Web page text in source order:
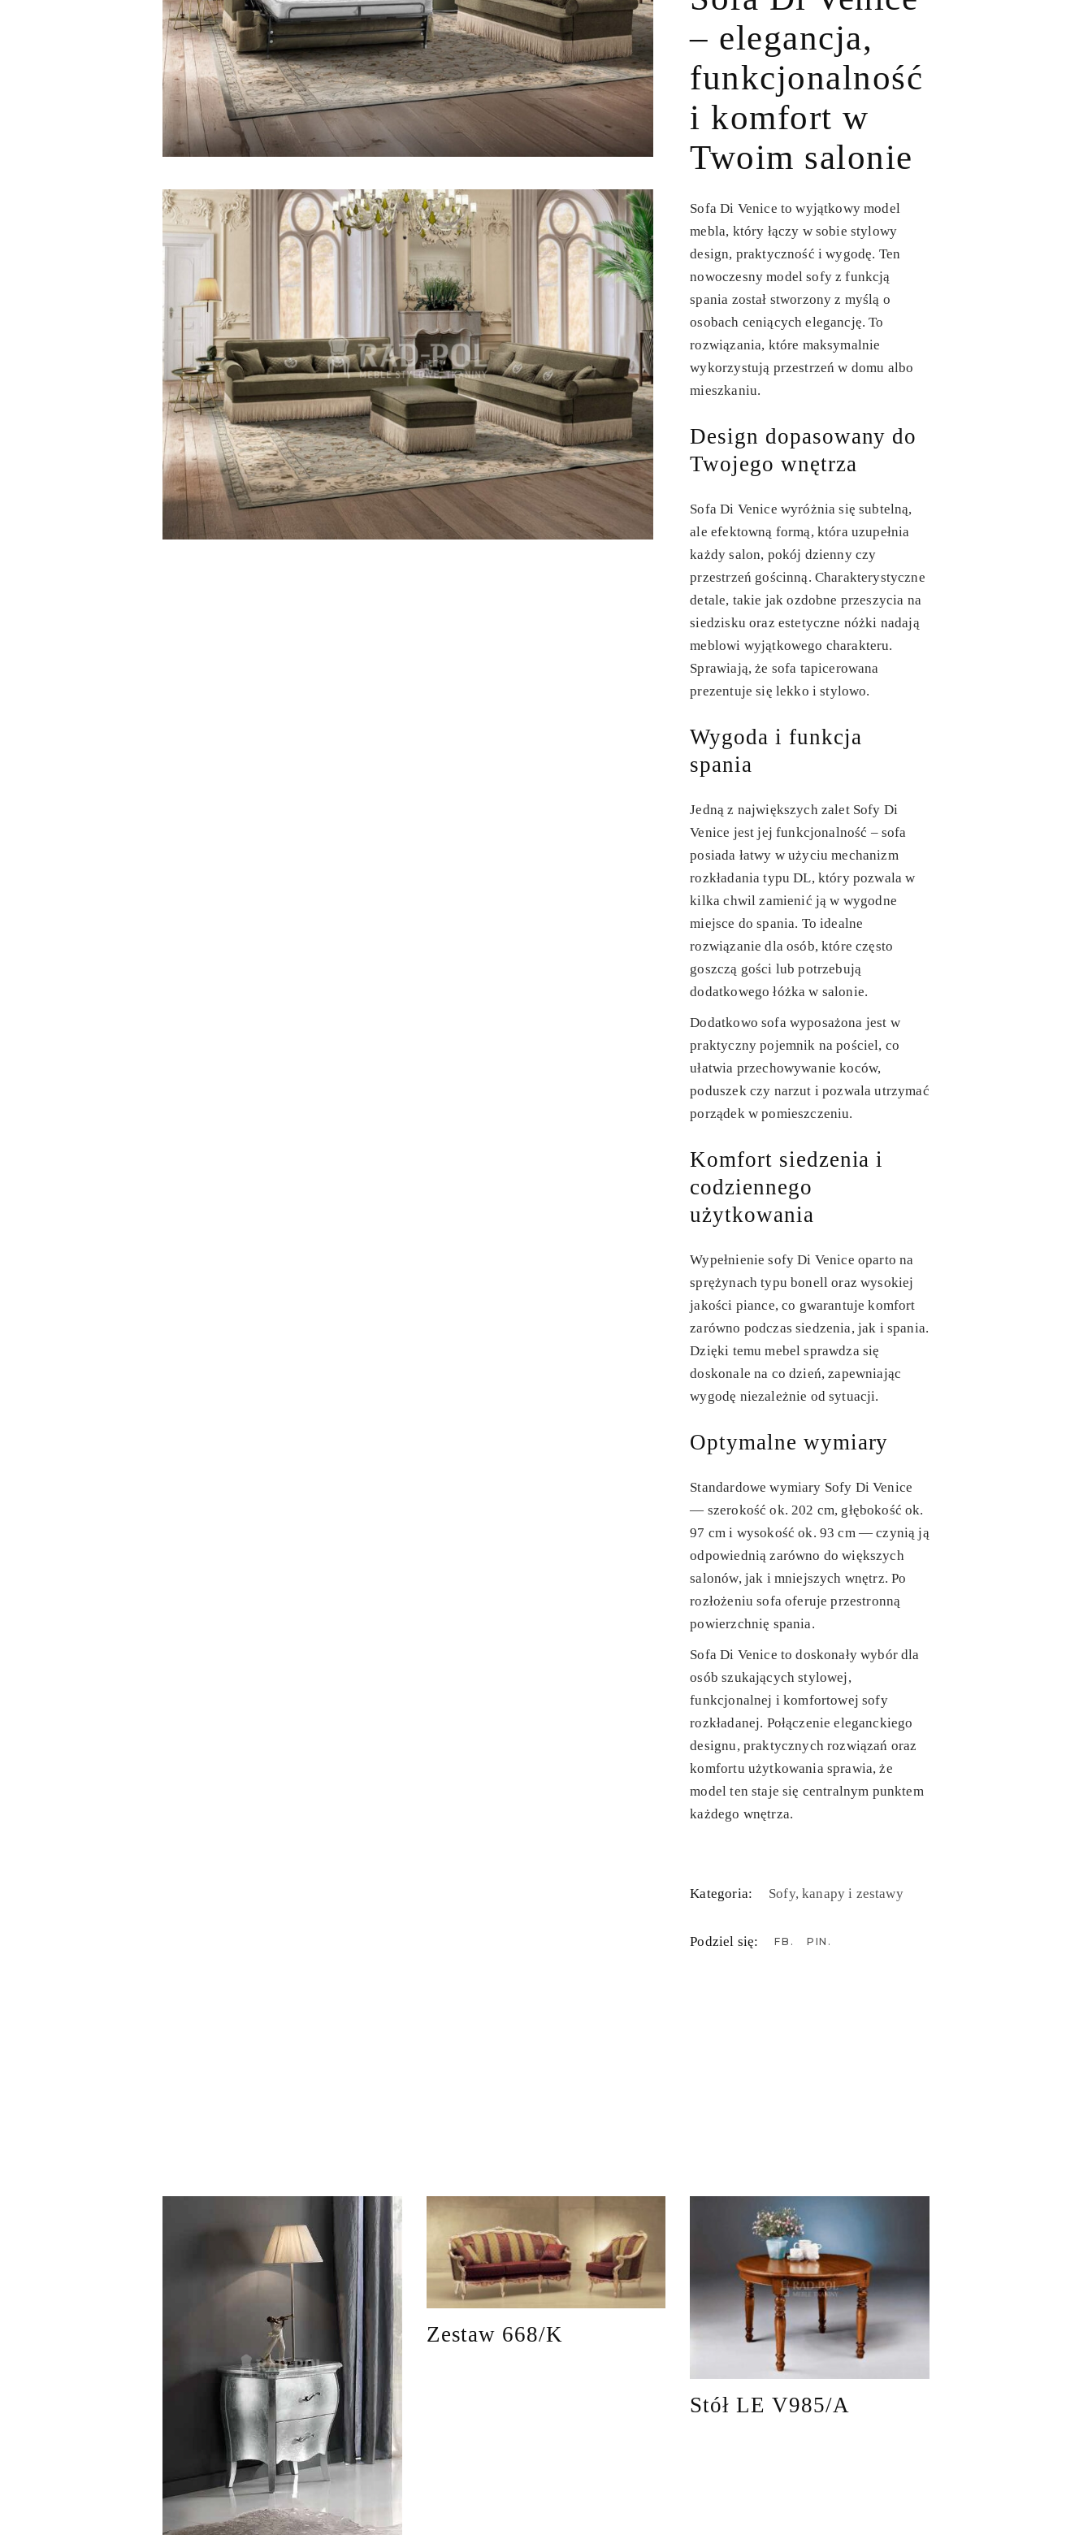
– elegancja,
funkcjonalność
i komfort w
Twoim salonie
Sofa Di Venice to wyjątkowy model
mebla, który łączy w sobie stylowy
design, praktyczność i wygodę. Ten
nowoczesny model sofy z funkcją
spania został stworzony z myślą o
osobach ceniących elegancję. To
rozwiązania, które maksymalnie
wykorzystują przestrzeń w domu albo
mieszkaniu.
Design dopasowany do
Twojego wnętrza
Sofa Di Venice wyróżnia się subtelną,
ale efektowną formą, która uzupełnia
każdy salon, pokój dzienny czy
przestrzeń gościnną. Charakterystyczne
detale, takie jak ozdobne przeszycia na
siedzisku oraz estetyczne nóżki nadają
meblowi wyjątkowego charakteru.
Sprawiają, że sofa tapicerowana
prezentuje się lekko i stylowo.
Wygoda i funkcja
spania
Jedną z największych zalet Sofy Di
Venice jest jej funkcjonalność – sofa
posiada łatwy w użyciu mechanizm
rozkładania typu DL, który pozwala w
kilka chwil zamienić ją w wygodne
miejsce do spania. To idealne
rozwiązanie dla osób, które często
goszczą gości lub potrzebują
dodatkowego łóżka w salonie.
Dodatkowo sofa wyposażona jest w
praktycznypojemnik na pościel, co
ułatwia przechowywanie koców,
poduszek czy narzut i pozwala utrzymać
porządek w pomieszczeniu.
Komfort siedzenia i
codziennego
użytkowania
Wypełnienie sofy Di Venice oparto na
sprężynach typu bonell oraz wysokiej
jakości piance, co gwarantuje komfort
zarówno podczas siedzenia, jak i spania.
Dzięki temu mebel sprawdza się
doskonale na co dzień, zapewniając
wygodę niezależnie od sytuacji.
Optymalne wymiary
Standardowe wymiary Sofy Di Venice
— szerokość ok. 202 cm, głębokość ok.
97 cm i wysokość ok. 93 cm — czynią ją
odpowiednią zarówno do większych
salonów, jak i mniejszych wnętrz. Po
rozłożeniu sofa oferuje przestronną
powierzchnię spania.
Sofa Di Venice to doskonały wybór dla
osób szukającychstylowej,
funkcjonalnej i komfortowej sofy
rozkładanej. Połączenie eleganckiego
designu, praktycznych rozwiązań oraz
komfortu użytkowania sprawia, że
model ten staje się centralnym punktem
każdego wnętrza.
Kategoria: Sofy, kanapy i zestawy
Podziel się: FB PIN
Zestaw 668/K
Stół LE V985/A